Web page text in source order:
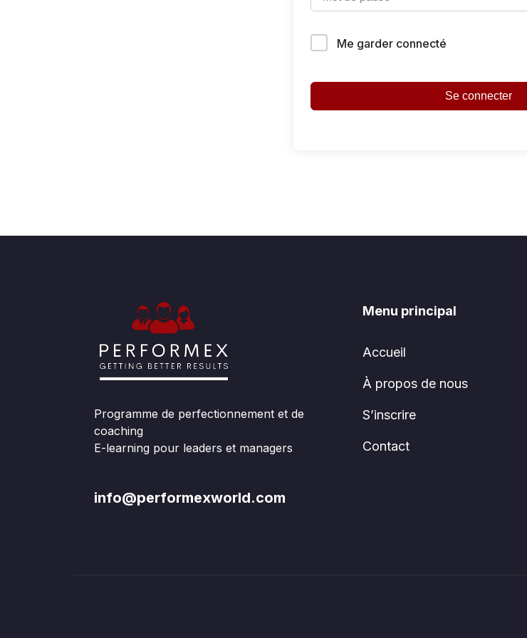
Me garder connecté
Se connecter
Programme de perfectionnement et de
coaching
E-learning pour leaders et managers
info@performexworld.com
Menu principal
Accueil
À propos de nous
S’inscrire
Contact